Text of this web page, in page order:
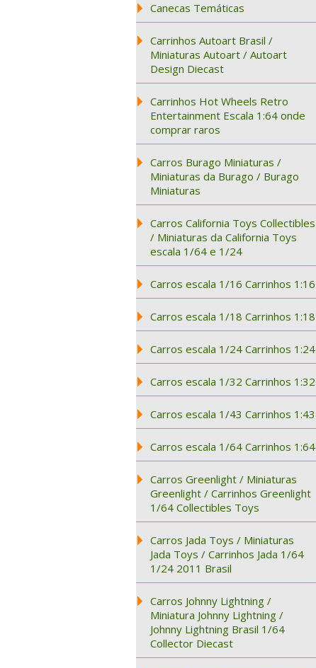
Canecas Temáticas
Carrinhos Autoart Brasil /
Miniaturas Autoart / Autoart
Design Diecast
Carrinhos Hot Wheels Retro
Entertainment Escala 1:64 onde
comprar raros
Carros Burago Miniaturas /
Miniaturas da Burago / Burago
Miniaturas
Carros California Toys Collectibles
/ Miniaturas da California Toys
escala 1/64 e 1/24
Carros escala 1/16 Carrinhos 1:16
Carros escala 1/18 Carrinhos 1:18
Carros escala 1/24 Carrinhos 1:24
Carros escala 1/32 Carrinhos 1:32
Carros escala 1/43 Carrinhos 1:43
Carros escala 1/64 Carrinhos 1:64
Carros Greenlight / Miniaturas
Greenlight / Carrinhos Greenlight
1/64 Collectibles Toys
Carros Jada Toys / Miniaturas
Jada Toys / Carrinhos Jada 1/64
1/24 2011 Brasil
Carros Johnny Lightning /
Miniatura Johnny Lightning /
Johnny Lightning Brasil 1/64
Collector Diecast